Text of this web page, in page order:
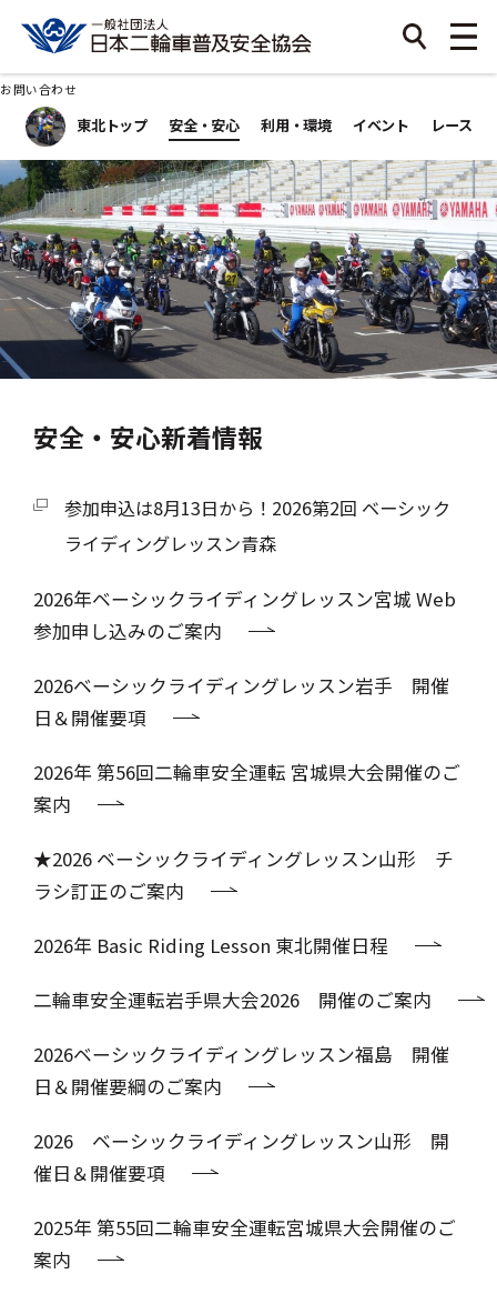
東北トップ 安全・安心 利用・環境 イベント レース
お問い合わせ
安全・安心新着情報
参加申込は8月13日から！2026第2回 ベーシック
ライディングレッスン青森
2026年ベーシックライディングレッスン宮城 Web
参加申し込みのご案内
2026ベーシックライディングレッスン岩手 開催
日＆開催要項
2026年 第56回二輪車安全運転 宮城県大会開催のご
案内
★2026 ベーシックライディングレッスン山形 チ
ラシ訂正のご案内
2026年 Basic Riding Lesson 東北開催日程
二輪車安全運転岩手県大会2026 開催のご案内
2026ベーシックライディングレッスン福島 開催
日＆開催要綱のご案内
2026 ベーシックライディングレッスン山形 開
催日＆開催要項
2025年 第55回二輪車安全運転宮城県大会開催のご
案内